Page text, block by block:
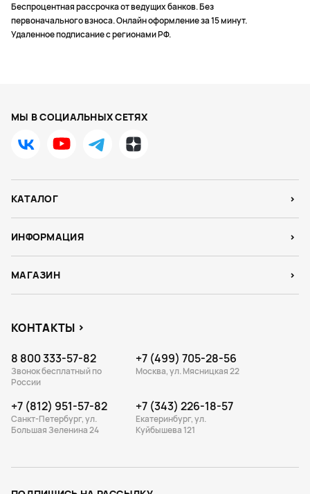
Беспроцентная рассрочка от ведущих банков. Без
первоначального взноса. Онлайн оформление за 15 минут.
Удаленное подписание с регионами РФ.
МЫ В СОЦИАЛЬНЫХ СЕТЯХ
КАТАЛОГ
ИНФОРМАЦИЯ
МАГАЗИН
КОНТАКТЫ
8 800 333-57-82
Звонок бесплатный по
России
+7 (499) 705-28-56
Москва, ул. Мясницкая 22
+7 (812) 951-57-82
Санкт-Петербург, ул.
Большая Зеленина 24
+7 (343) 226-18-57
Екатеринбург, ул.
Куйбышева 121